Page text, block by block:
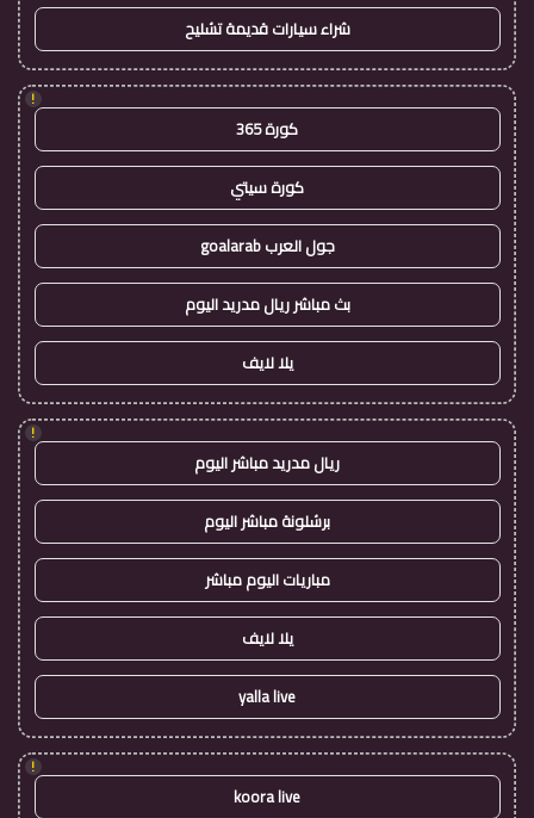
شراء سيارات قديمة تشليح
!
كورة 365
كورة سيتي
جول العرب goalarab
بث مباشر ريال مدريد اليوم
يلا لايف
!
ريال مدريد مباشر اليوم
برشلونة مباشر اليوم
مباريات اليوم مباشر
يلا لايف
yalla live
!
koora live